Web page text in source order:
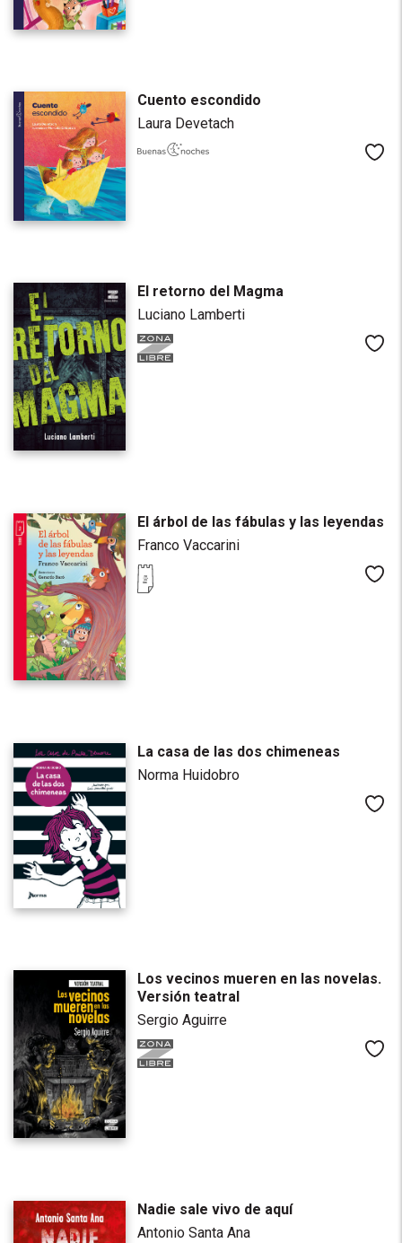
Cuento escondido
Laura Devetach
El retorno del Magma
Luciano Lamberti
El árbol de las fábulas y las leyendas
Franco Vaccarini
La casa de las dos chimeneas
Norma Huidobro
Los vecinos mueren en las novelas.
Versión teatral
Sergio Aguirre
Nadie sale vivo de aquí
Antonio Santa Ana